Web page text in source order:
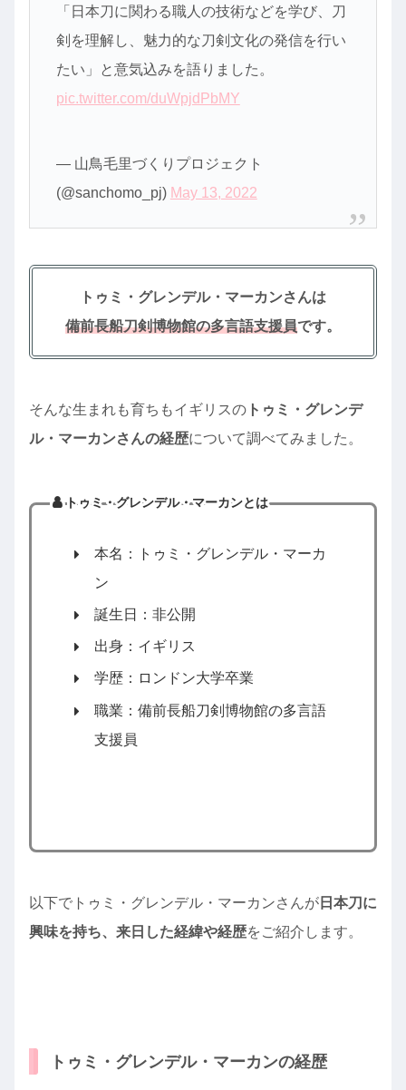
「日本刀に関わる職人の技術などを学び、刀
剣を理解し、魅力的な刀剣文化の発信を行い
たい」と意気込みを語りました。
pic.twitter.com/duWpjdPbMY
— 山鳥毛里づくりプロジェクト
(@sanchomo_pj) May 13, 2022
トゥミ・グレンデル・マーカンさんは
備前長船刀剣博物館の多言語支援員です。
そんな生まれも育ちもイギリスの トゥミ・グレンデ
ル・マーカンさんの経歴について調べてみました。
トゥミ・グレンデル・マーカンとは
本名：トゥミ・グレンデル・マーカ
ン
誕生日：非公開
出身：イギリス
学歴：ロンドン大学卒業
職業：備前長船刀剣博物館の多言語
支援員
以下でトゥミ・グレンデル・マーカンさんが 日本刀に
興味を持ち、来日した経緯や経歴をご紹介します。
トゥミ・グレンデル・マーカンの経歴